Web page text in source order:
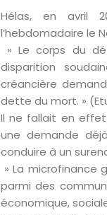
Hélas, en avril
l’hebdomadaire le
» Le corps du
disparition
créancière
dette du mort. »
Il ne fallait en
une demande
conduire à un
» La microfinance
parmi des
économique,